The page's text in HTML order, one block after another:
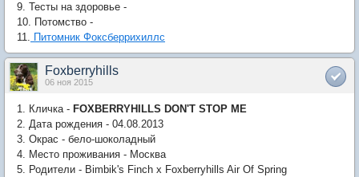
9. Тесты на здоровье -
10. Потомство -
11. Питомник Фоксберрихиллс
Foxberryhills
06 ноя 2015
1. Кличка - FOXBERRYHILLS DON'T STOP ME
2. Дата рождения - 04.08.2013
3. Окрас - бело-шоколадный
4. Место проживания - Москва
5. Родители - Bimbik's Finch x Foxberryhills Air Of Spring